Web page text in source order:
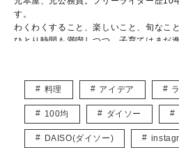
す。
わくわくすること、楽しいこと、旬なこ
ひとり時間も満喫しつつ、子育てはまだ
主婦・ママ・大人女子のみなさんの毎日
お届けしていきます。
料理 アイデア
100均 ダイソー
DAISO(ダイソー)